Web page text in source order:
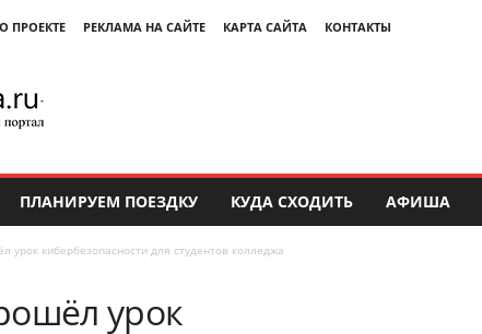
О ПРОЕКТЕ РЕКЛАМА НА САЙТЕ КАРТА САЙТА КОНТАКТЫ
ПЛАНИРУЕМ ПОЕЗДКУ КУДА СХОДИТЬ АФИША
урок кибербезопасности для студентов колледжа
урок